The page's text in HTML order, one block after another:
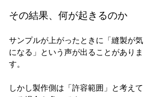
その結果、何が起きるのか
サンプルが上がったときに「縫製が気
になる」という声が出ることがありま
す。
しかし製作側は「許容範囲」と考えて